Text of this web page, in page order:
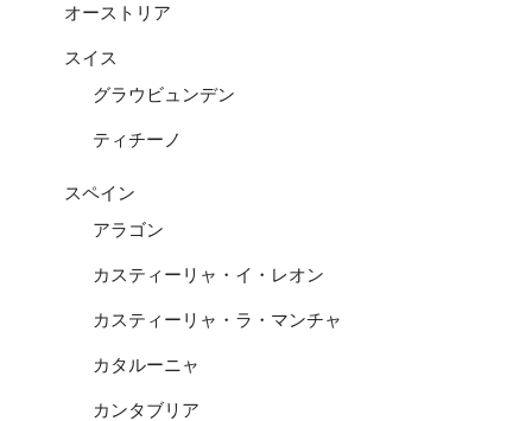
オーストリア
スイス
グラウビュンデン
ティチーノ
スペイン
アラゴン
カスティーリャ・イ・レオン
カスティーリャ・ラ・マンチャ
カタルーニャ
カンタブリア